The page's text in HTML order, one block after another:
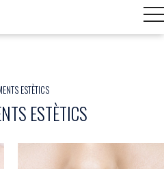
ESTÈTICS
ESTÈTICS